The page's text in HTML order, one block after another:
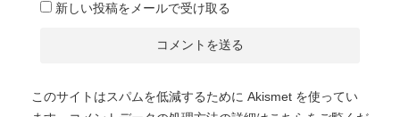
新しい投稿をメールで受け取る
このサイトはスパムを低減するために Akismet を使ってい